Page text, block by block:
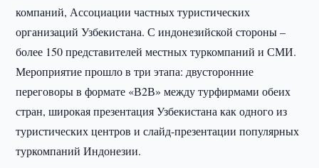
компаний, Ассоциации частных туристических
организаций Узбекистана. С индонезийской стороны –
более 150 представителей местных туркомпаний и СМИ.
Мероприятие прошло в три этапа: двусторонние
переговоры в формате «В2В» между турфирмами обеих
стран, широкая презентация Узбекистана как одного из
туристических центров и слайд-презентации популярных
туркомпаний Индонезии.